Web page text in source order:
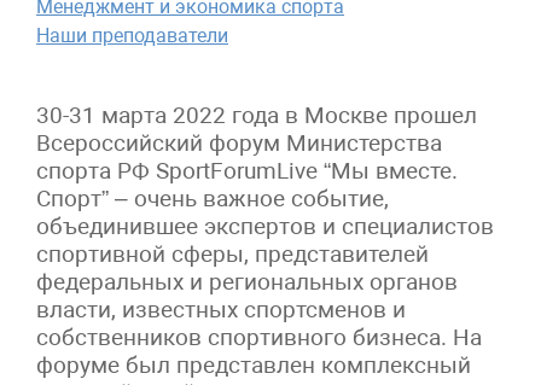
Менеджмент и экономика спорта
Наши преподаватели
30-31 марта 2022 года в Москве прошел
Всероссийский форум Министерства
спорта РФ SportForumLive “Мы вместе.
Спорт” – очень важное событие,
объединившее экспертов и специалистов
спортивной сферы, представителей
федеральных и региональных органов
власти, известных спортсменов и
собственников спортивного бизнеса. На
форуме был представлен комплексный